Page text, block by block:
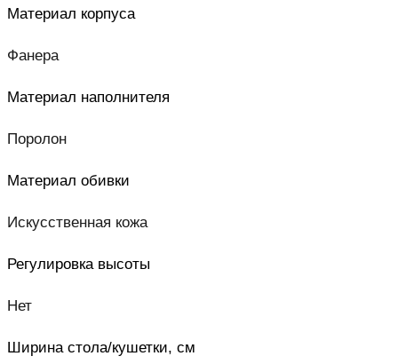
Материал корпуса
Фанера
Материал наполнителя
Поролон
Материал обивки
Искусственная кожа
Регулировка высоты
Нет
Ширина стола/кушетки, см